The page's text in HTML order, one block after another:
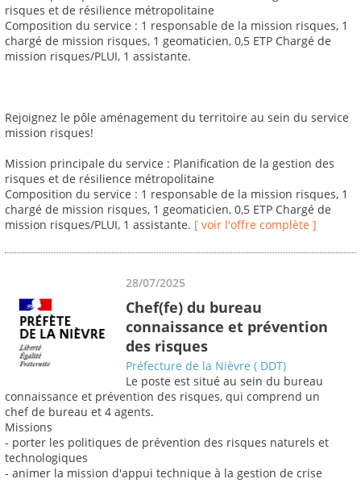
risques et de résilience métropolitaine
Composition du service : 1 responsable de la mission risques, 1
chargé de mission risques, 1 geomaticien, 0,5 ETP Chargé de
mission risques/PLUI, 1 assistante.
Rejoignez le pôle aménagement du territoire au sein du service
mission risques!
Mission principale du service : Planification de la gestion des
risques et de résilience métropolitaine
Composition du service : 1 responsable de la mission risques, 1
chargé de mission risques, 1 geomaticien, 0,5 ETP Chargé de
mission risques/PLUI, 1 assistante. [ voir l'offre complète ]
28/07/2025
Chef(fe) du bureau
connaissance et prévention
des risques
Préfecture de la Nièvre ( DDT)
Le poste est situé au sein du bureau
connaissance et prévention des risques, qui comprend un
chef de bureau et 4 agents.
Missions
- porter les politiques de prévention des risques naturels et
technologiques
- animer la mission d'appui technique à la gestion de crise